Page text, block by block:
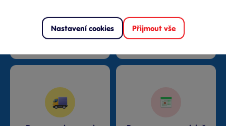
Nejširší sortiment na
trhu
27 kamenných prodejen
Nastavení cookies Přijmout vše